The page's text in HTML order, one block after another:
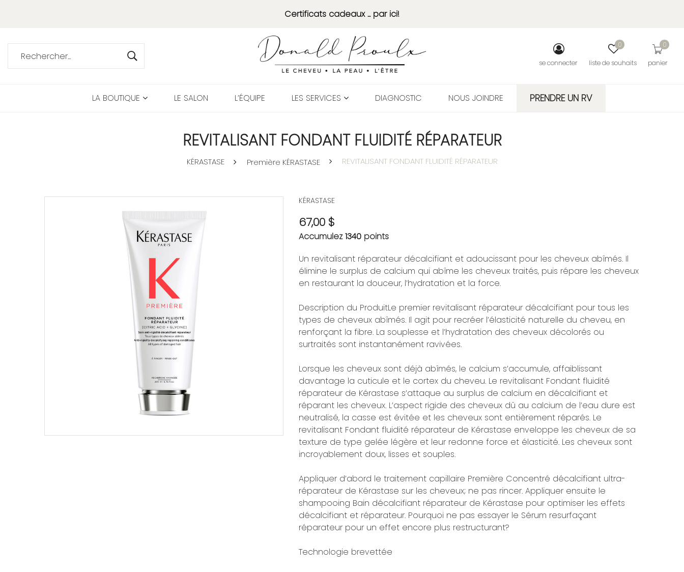
Certificats cadeaux ... par ici!
se connecter liste de souhaits
0
panier
0
LA BOUTIQUE LE SALON L’ÉQUIPE LES SERVICES DIAGNOSTIC NOUS JOINDRE PRENDRE UN RV
REVITALISANT FONDANT FLUIDITÉ RÉPARATEUR
KÉRASTASE Première KÉRASTASE REVITALISANT FONDANT FLUIDITÉ RÉPARATEUR
KÉRASTASE
67,00 $
Accumulez1340 points
Un revitalisant réparateur décalcifiant et adoucissant pour les cheveux abîmés. Il
élimine le surplus de calcium qui abîme les cheveux traités, puis répare les cheveux
en restaurant la douceur, l’hydratation et la force.
Description du ProduitLe premier revitalisant réparateur décalcifiant pour tous les
types de ‌cheveux abîmés‌. Il agit pour recréer l’élasticité naturelle du cheveu, en
renforçant la fibre. La souplesse et l’hydratation des cheveux décolorés ou
surtraités sont instantanément ravivées.
Lorsque les cheveux sont déjà abîmés, le calcium s’accumule, affaiblissant
davantage la cuticule et le cortex du cheveu. Le revitalisant Fondant fluidité
réparateur de Kérastase s’attaque au surplus de calcium en décalcifiant et
réparant les cheveux. L’aspect rigide des cheveux dû au calcium de l’eau dure est
neutralisé, la casse est évitée et les cheveux sont entièrement réparés. Le
revitalisant Fondant fluidité réparateur de Kérastase enveloppe les cheveux de sa
texture de type gelée légère et leur redonne force et élasticité. Les cheveux sont
incroyablement doux, lisses et souples.
Appliquer d’abord le traitement capillaire Première Concentré décalcifiant ultra-
réparateur de Kérastase sur les cheveux; ne pas rincer. Appliquer ensuite le
shampooing Bain décalcifiant réparateur de Kérastase pour optimiser les effets
décalcifiant et réparateur. Pourquoi ne pas essayer le Sérum resurfaçant
réparateur pour un effet encore plus restructurant?
Technologie brevettée